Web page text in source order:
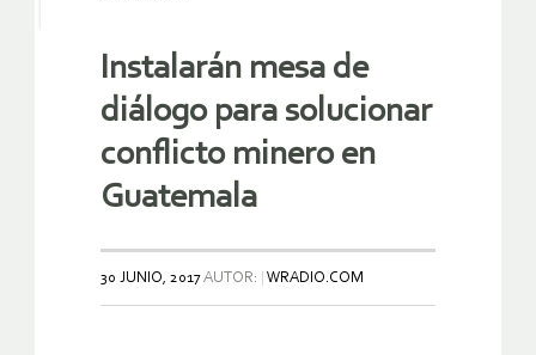
Instalarán mesa de
diálogo para solucionar
conflicto minero en
Guatemala
30 JUNIO, 2017AUTOR: WRADIO.COM